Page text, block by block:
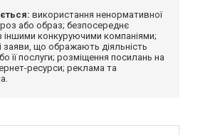
використання ненормативної
або образ; безпосереднє
іншими конкуруючими компаніями;
заяви, що ображають діяльність
її послуги; розміщення посилань на
ресурси; реклама та